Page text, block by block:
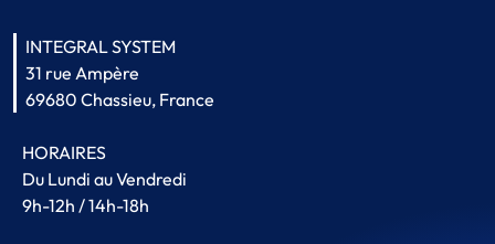
INTEGRAL SYSTEM
31 rue Ampère
69680 Chassieu, France
HORAIRES
Du Lundi au Vendredi
9h-12h / 14h-18h